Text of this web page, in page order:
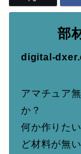
部
digital-
アマチュア
か？
何か作りた
ど材料が無い